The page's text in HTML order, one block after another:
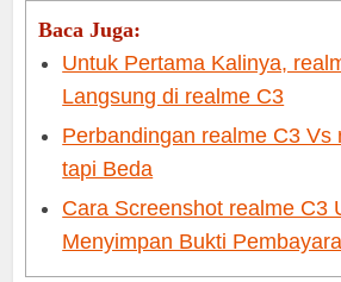
Baca Juga:
Untuk Pertama Kalinya,
Langsung di realme C3
Perbandingan realme C3 Vs
tapi Beda
Cara Screenshot realme C3
Menyimpan Bukti